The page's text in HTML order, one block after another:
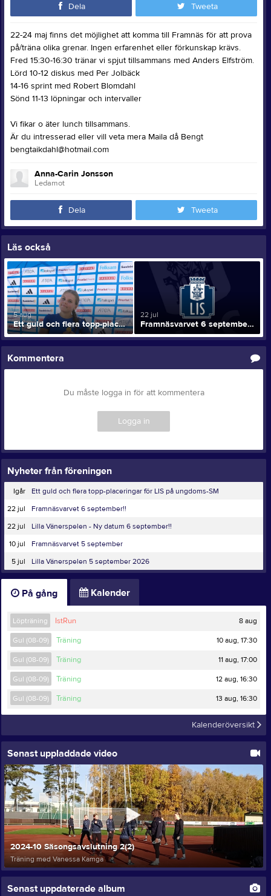
Dela Tweeta
22-24 maj finns det möjlighet att komma till Framnäs för att prova
på/träna olika grenar. Ingen erfarenhet eller förkunskap krävs.
Fred 15:30-16:30 tränar vi spjut tillsammans med Anders Elfström.
Lörd 10-12 diskus med Per Jolbäck
14-16 sprint med Robert Blomdahl
Sönd 11-13 löpningar och intervaller
Vi fikar o äter lunch tillsammans.
Är du intresserad eller vill veta mera Maila då Bengt
bengtaikdahl@hotmail.com
Anna-Carin Jonsson
Ledamot
Dela Tweeta
Läs också
5 aug
Ett guld och flera topp-placeringar för LIS på ungdoms-SM
22 jul
Framnäsvarvet 6 september!!
Kommentera
Du måste logga in för att kommentera
Logga in
Nyheter från föreningen
Igår
Ett guld och flera topp-placeringar för LIS på ungdoms-SM
22 jul
Framnäsvarvet 6 september!!
22 jul
Lilla Vänerspelen - Ny datum 6 september!!
10 jul
Framnäsvarvet 5 september
5 jul
Lilla Vänerspelen 5 september 2026
På gång Kalender
Löpträning IstRun 8 aug
Gul (08-09) Träning 10 aug, 17:30
Gul (08-09) Träning 11 aug, 17:00
Gul (08-09) Träning 12 aug, 16:30
Gul (08-09) Träning 13 aug, 16:30
Kalenderöversikt
Senast uppladdade video
2024-10 Säsongsavslutning 2(2)
Träning med Vanessa Kamga
Senast uppdaterade album